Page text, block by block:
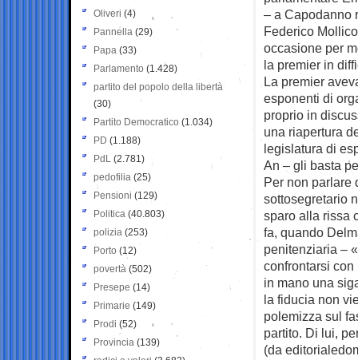
– a Capodanno
Federico
occasione per
la premier in
La premier
esponenti di
proprio in
una riapertura
legislatura di
An – gli basta
Per non parlare
sottosegretario
sparo alla rissa
fa, quando
penitenziaria –
confrontarsi
in mano una
la fiducia non
polemizza sul
partito. Di lui,
(da
Oliveri (4)
Pannella (29)
Papa (33)
Parlamento (1.428)
partito del popolo della libertà
(30)
Partito Democratico (1.034)
PD (1.188)
PdL (2.781)
pedofilia (25)
Pensioni (129)
Politica (40.803)
polizia (253)
Porto (12)
povertà (502)
Presepe (14)
Primarie (149)
Prodi (52)
Provincia (139)